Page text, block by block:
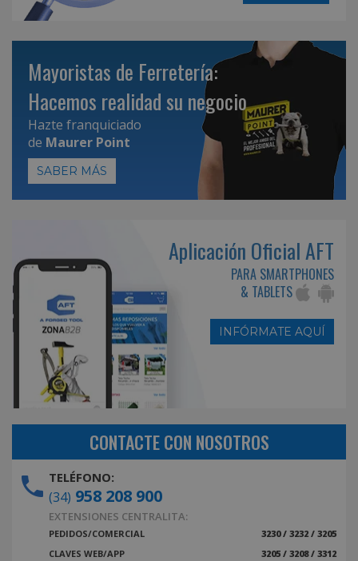
Mayoristas de Ferretería:
Hacemos realidad su negocio
Hazte franquiciado
de Maurer Point
SABER MÁS
Aplicación Oficial AFT
PARA SMARTPHONES
& TABLETS
INFÓRMATE AQUÍ
CONTACTE CON NOSOTROS
TELÉFONO:
(34) 958 208 900
EXTENSIONES CENTRALITA:
PEDIDOS/COMERCIAL
3230 / 3232 / 3205
CLAVES WEB/APP
3205 / 3208 / 3312